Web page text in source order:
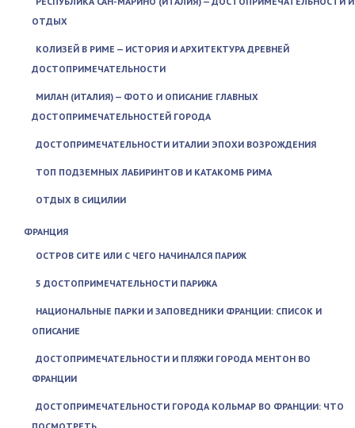
ОТДЫХ
КОЛИЗЕЙ В РИМЕ — ИСТОРИЯ И АРХИТЕКТУРА ДРЕВНЕЙ
ДОСТОПРИМЕЧАТЕЛЬНОСТИ
МИЛАН (ИТАЛИЯ) — ФОТО И ОПИСАНИЕ ГЛАВНЫХ
ДОСТОПРИМЕЧАТЕЛЬНОСТЕЙ ГОРОДА
ДОСТОПРИМЕЧАТЕЛЬНОСТИ ИТАЛИИ ЭПОХИ ВОЗРОЖДЕНИЯ
ТОП ПОДЗЕМНЫХ ЛАБИРИНТОВ И КАТАКОМБ РИМА
ОТДЫХ В СИЦИЛИИ
ФРАНЦИЯ
ОСТРОВ СИТЕ ИЛИ С ЧЕГО НАЧИНАЛСЯ ПАРИЖ
5 ДОСТОПРИМЕЧАТЕЛЬНОСТИ ПАРИЖА
НАЦИОНАЛЬНЫЕ ПАРКИ И ЗАПОВЕДНИКИ ФРАНЦИИ: СПИСОК И
ОПИСАНИЕ
ДОСТОПРИМЕЧАТЕЛЬНОСТИ И ПЛЯЖИ ГОРОДА МЕНТОН ВО
ФРАНЦИИ
ДОСТОПРИМЕЧАТЕЛЬНОСТИ ГОРОДА КОЛЬМАР ВО ФРАНЦИИ: ЧТО